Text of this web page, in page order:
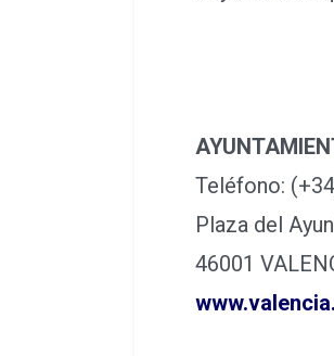
Teléfono:
Plaza del
46001